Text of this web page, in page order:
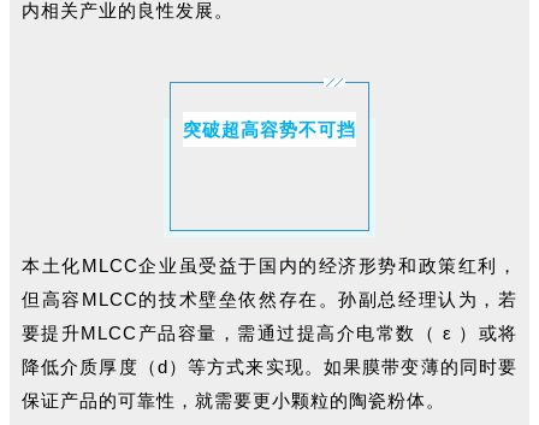
内相关产业的良性发展。
突破超高容势不可挡
本土化MLCC企业虽受益于国内的经济形势和政策红利，
但高容MLCC的技术壁垒依然存在。孙副总经理认为，若
要提升MLCC产品容量，需通过提高介电常数（ ε ）或将
降低介质厚度（d）等方式来实现。如果膜带变薄的同时要
保证产品的可靠性，就需要更小颗粒的陶瓷粉体。